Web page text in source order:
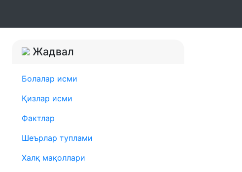
Жадвал
Болалар исми
Қизлар исми
Фактлар
Шеърлар туплами
Халқ мақоллари